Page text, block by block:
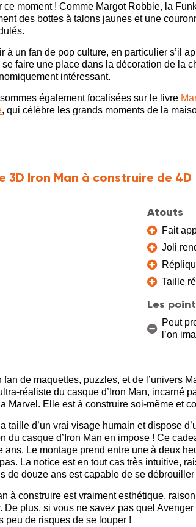
ce moment ! Comme Margot Robbie, la
des bottes à talons jaunes et une
à un fan de pop culture, en particulier s’il
faire une place dans la décoration de la
intéressant.
également focalisées sur le livre
, qui célèbre les grands moments de la
3D Iron Man à construire de 4D
Atouts
Fait
Joli
Taille
Les
Peut
l’on
de maquettes, puzzles, et de l’univers
réaliste du casque d’Iron Man, incarné
Marvel. Elle est à construire soi-même et
taille d’un vrai visage humain et dispose
du casque d’Iron Man en impose ! Ce
ans. Le montage prend entre une à deux
La notice est en tout cas très intuitive,
de douze ans est capable de se
à construire est vraiment esthétique,
plus, si vous ne savez pas quel
peu de risques de se louper !